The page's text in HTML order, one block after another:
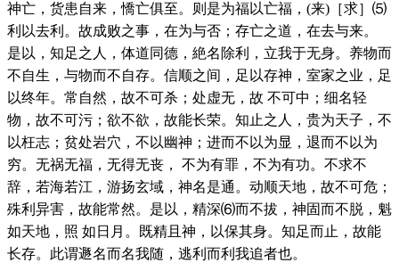
神亡，货患自来，憍亡俱至。则是为福以亡福，(来)［求］⑸
利以去利。故成败之事，在为与否；存亡之道，在去与来。
是以，知足之人，体道同德，絶名除利，立我于无身。养物而
不自生，与物而不自存。信顺之间，足以存神，室家之业，足
以终年。常自然，故不可杀；处虚无，故 不可中；细名轻
物，故不可污；欲不欲，故能长荣。知止之人，贵为天子，不
以枉志；贫处岩穴，不以幽神；进而不以为显，退而不以为
穷。无祸无福，无得无丧， 不为有罪，不为有功。不求不
辞，若海若江，游扬玄域，神名是通。动顺天地，故不可危；
殊利异害，故能常然。是以，精深⑹而不拔，神固而不脱，魁
如天地，照 如日月。既精且神，以保其身。知足而止，故能
长存。此谓遯名而名我随，逃利而利我追者也。